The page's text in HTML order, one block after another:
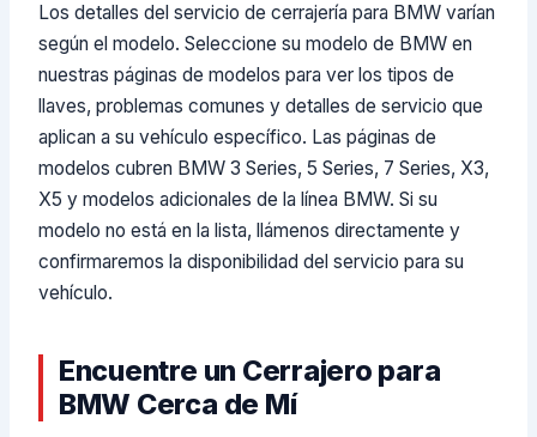
Los detalles del servicio de cerrajería para BMW varían
según el modelo. Seleccione su modelo de BMW en
nuestras páginas de modelos para ver los tipos de
llaves, problemas comunes y detalles de servicio que
aplican a su vehículo específico. Las páginas de
modelos cubren BMW 3 Series, 5 Series, 7 Series, X3,
X5 y modelos adicionales de la línea BMW. Si su
modelo no está en la lista, llámenos directamente y
confirmaremos la disponibilidad del servicio para su
vehículo.
Encuentre un Cerrajero para
BMW Cerca de Mí